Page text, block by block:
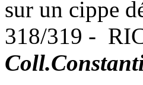
sur un cippe
318/319 -